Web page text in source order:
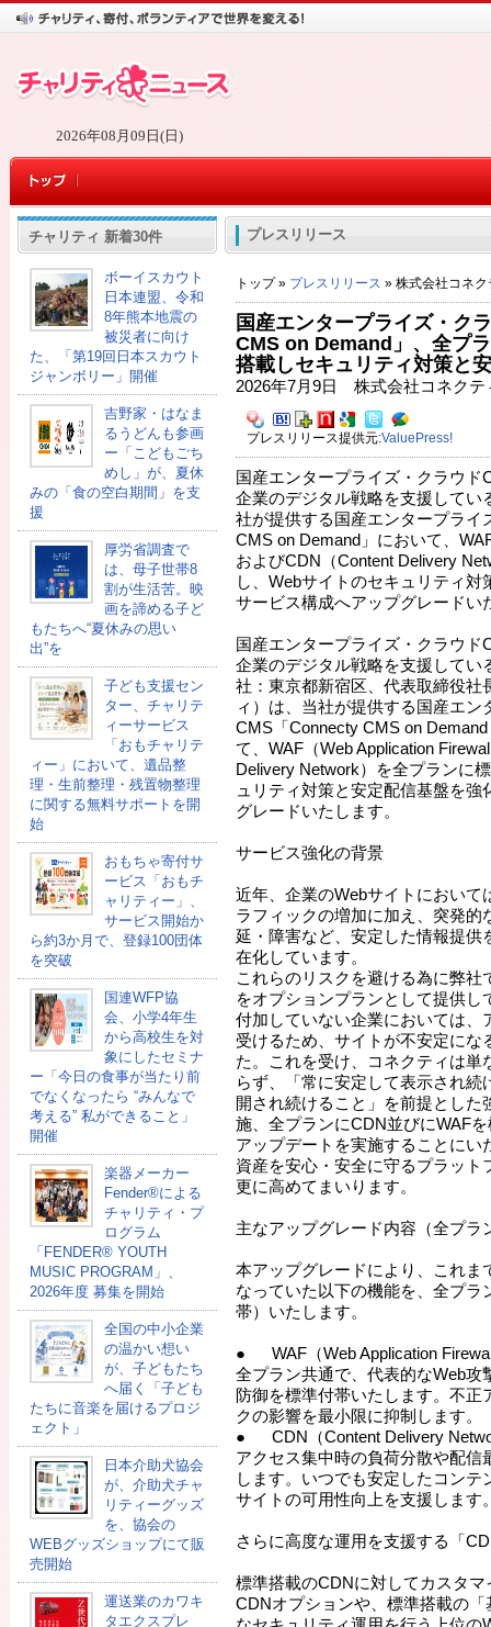
2026年08月09日(日)
チャリティ 新着30件
ボーイスカウト
日本連盟、令和
8年熊本地震の
被災者に向け
た、「第19回日本スカウト
ジャンボリー」開催
吉野家・はなま
るうどんも参画
ー「こどもごち
めし」が、夏休
みの「食の空白期間」を支
援
厚労省調査で
は、母子世帯8
割が生活苦。映
画を諦める子ど
もたちへ“夏休みの思い
出”を
子ども支援セン
ター、チャリテ
ィーサービス
「おもチャリテ
ィー」において、遺品整
理・生前整理・残置物整理
に関する無料サポートを開
始
おもちゃ寄付サ
ービス「おもチ
ャリティー」、
サービス開始か
ら約3か月で、登録100団体
を突破
国連WFP協
会、小学4年生
から高校生を対
象にしたセミナ
ー「今日の食事が当たり前
でなくなったら “みんなで
考える” 私ができること」
開催
楽器メーカー
Fender®による
チャリティ・プ
ログラム
「FENDER®︎ YOUTH
MUSIC PROGRAM」、
2026年度 募集を開始
全国の中小企業
の温かい想い
が、子どもたち
へ届く「子ども
たちに音楽を届けるプロジ
ェクト」
日本介助犬協会
が、介助犬チャ
リティーグッズ
を、協会の
WEBグッズショップにて販
売開始
運送業のカワキ
タエクスプレ
プレスリリース
トップ » プレスリリース » 株式会社コネク
国産エンタープライズ・ク
CMS on Demand」、全プ
搭載しセキュリティ対策と
2026年7月9日 株式会社コネクテ
プレスリリース提供元:ValuePress!
国産エンタープライズ・クラウ
企業のデジタル戦略を支援してい
社が提供する国産エンタープライ
CMS on Demand」において、
およびCDN（Content Delivery
し、Webサイトのセキュリティ
サービス構成へアップグレードい
国産エンタープライズ・クラウ
企業のデジタル戦略を支援してい
社：東京都新宿区、代表取締役社
ィ）は、当社が提供する国産エン
CMS「Connecty CMS on
て、WAF（Web Application
Delivery Network）を全プランに
ュリティ対策と安定配信基盤を強
グレードいたします。
サービス強化の背景
近年、企業のWebサイトにおいて
ラフィックの増加に加え、突発的
延・障害など、安定した情報提供
在化しています。
これらのリスクを避ける為に弊社
をオプションプランとして提供し
付加していない企業においては、
受けるため、サイトが不安定にな
た。これを受け、コネクティは単
らず、「常に安定して表示され続
開され続けること」を前提とした
施、全プランにCDN並びにWAF
アップデートを実施することにい
資産を安心・安全に守るプラット
更に高めてまいります。
主なアップグレード内容（全プラ
本アップグレードにより、これま
なっていた以下の機能を、全プラ
帯）いたします。
● WAF（Web Application
全プラン共通で、代表的なWeb攻
防御を標準付帯いたします。不正
クの影響を最小限に抑制します。
● CDN（Content Delivery
アクセス集中時の負荷分散や配信
します。いつでも安定したコンテ
サイトの可用性向上を支援します
さらに高度な運用を支援する「
標準搭載のCDNに対してカスタ
CDNオプションや、標準搭載の